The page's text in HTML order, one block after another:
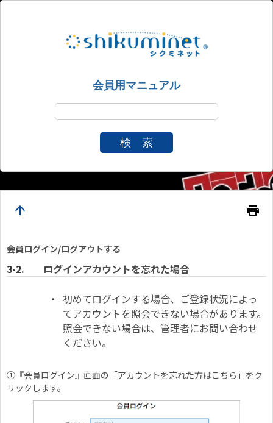
会員用マニュアル
検 索
arrow_upward print
会員ログイン/ログアウトする
ログインアカウントを忘れた場合
初めてログインする場合、ご登録状況によっ
てアカウントを照会できない場合があります。
照会できない場合は、管理者にお問い合わせ
ください。
①『会員ログイン』画面の「アカウントを忘れた方はこちら」をク
リックします。